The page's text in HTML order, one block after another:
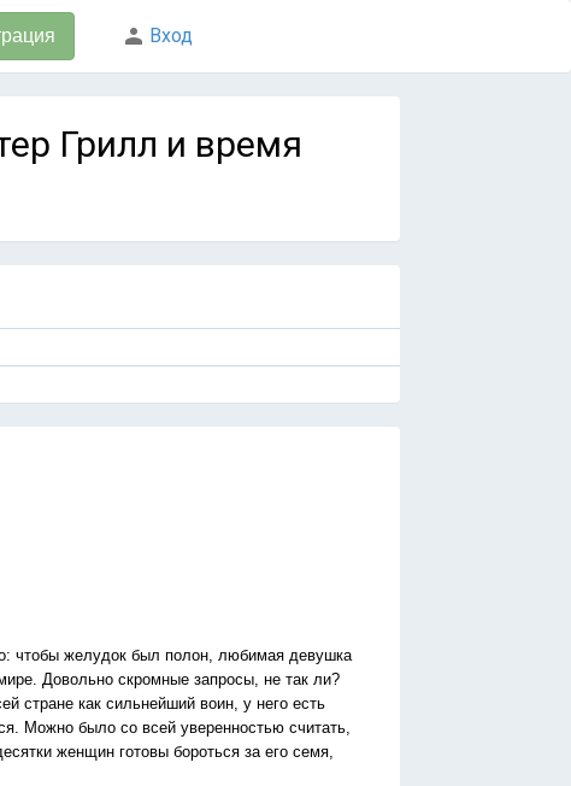
Вход
Грилл и время
чтобы желудок был полон, любимая девушка
Довольно скромные запросы, не так ли?
стране как сильнейший воин, у него есть
Можно было со всей уверенностью считать,
женщин готовы бороться за его семя,